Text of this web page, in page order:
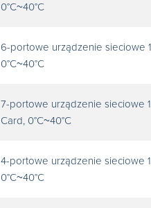
0°C~40°C
6-portowe urządzenie sieciowe
0°C~40°C
7-portowe urządzenie sieciowe
Card, 0°C~40°C
4-portowe urządzenie sieciowe
0°C~40°C